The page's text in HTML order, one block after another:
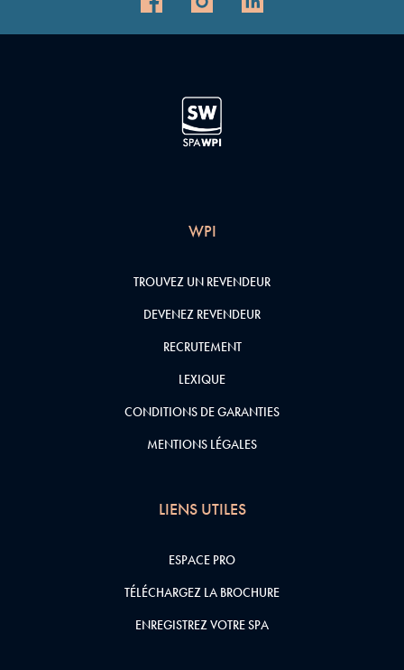
WPI
TROUVEZ UN REVENDEUR
DEVENEZ REVENDEUR
RECRUTEMENT
LEXIQUE
CONDITIONS DE GARANTIES
MENTIONS LÉGALES
LIENS UTILES
ESPACE PRO
TÉLÉCHARGEZ LA BROCHURE
ENREGISTREZ VOTRE SPA